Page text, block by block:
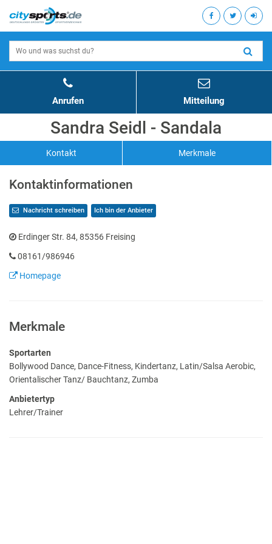
Anrufen Mitteilung
Sandra Seidl - Sandala
Kontakt Merkmale
Kontaktinformationen
Nachricht schreiben Ich bin der Anbieter
Erdinger Str. 84, 85356 Freising
08161/986946
Homepage
Merkmale
Sportarten
Bollywood Dance, Dance-Fitness, Kindertanz, Latin/Salsa Aerobic,
Orientalischer Tanz/ Bauchtanz, Zumba
Anbietertyp
Lehrer/Trainer